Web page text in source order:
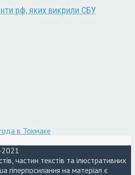
рф, яких викрили СБУ
в Токмаке
2021
частин текстів та ілюстративних
гіперпосилання на матеріал є